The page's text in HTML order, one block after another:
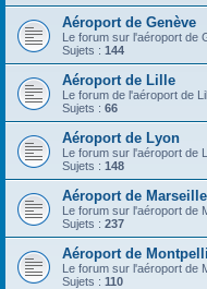
Aéroport de Genève
Le forum sur l'aéroport de
Sujets : 144
Aéroport de Lille
Le forum de l'aéroport de
Sujets : 66
Aéroport de Lyon
Le forum sur l'aéroport de
Sujets : 148
Aéroport de Marseille
Le forum sur l'aéroport de
Sujets : 237
Aéroport de
Le forum sur l'aéroport de
Sujets : 110